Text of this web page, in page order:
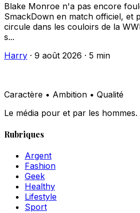
Blake Monroe n'a pas encore
SmackDown en match officiel, et
circule dans les couloirs de la
s...
Harry · 9 août 2026 · 5 min
Caractère • Ambition • Qualité
Le média pour et par les hommes.
Rubriques
Argent
Fashion
Geek
Healthy
Lifestyle
Sport